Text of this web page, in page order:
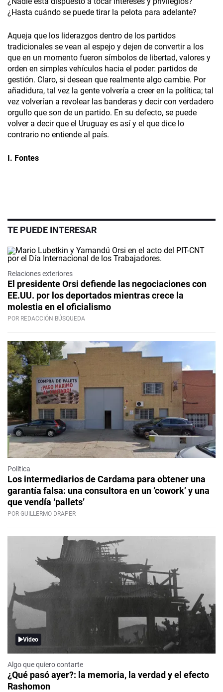
¿Hasta cuándo se puede tirar la pelota para adelante?
Aqueja que los liderazgos dentro de los partidos
tradicionales se vean al espejo y dejen de convertir a los
que en un momento fueron símbolos de libertad, valores y
orden en simples vehículos hacia el poder: partidos de
gestión. Claro, si desean que realmente algo cambie. Por
añadidura, tal vez la gente volvería a creer en la política; tal
vez volverían a revolear las banderas y decir con verdadero
orgullo que son de un partido. En su defecto, se puede
volver a decir que el Uruguay es así y el que dice lo
contrario no entiende al país.
I. Fontes
TE PUEDE INTERESAR
Relaciones exteriores
El presidente Orsi defiende las negociaciones con
EE.UU. por los deportados mientras crece la
molestia en el oficialismo
POR REDACCIÓN BÚSQUEDA
Política
Los intermediarios de Cardama para obtener una
garantía falsa: una consultora en un ‘cowork’ y una
que vendía ‘pallets’
POR GUILLERMO DRAPER
Video
Algo que quiero contarte
¿Qué pasó ayer?: la memoria, la verdad y el efecto
Rashomon